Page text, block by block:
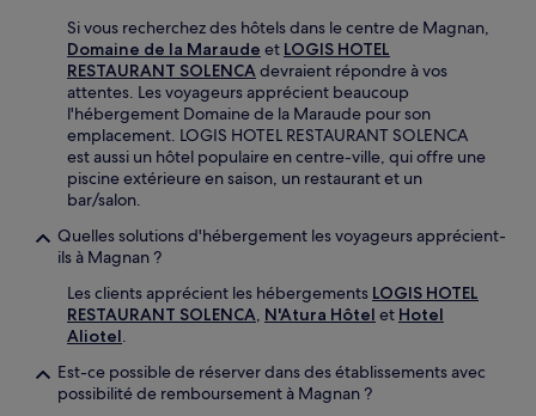
Si vous recherchez des hôtels dans le centre de Magnan,
Domaine de la Maraude et LOGIS HOTEL
RESTAURANT SOLENCAdevraient répondre à vos
attentes. Les voyageurs apprécient beaucoup
l'hébergement Domaine de la Maraude pour son
emplacement. LOGIS HOTEL RESTAURANT SOLENCA
est aussi un hôtel populaire en centre-ville, qui offre une
piscine extérieure en saison, un restaurant et un
bar/salon.
Quelles solutions d'hébergement les voyageurs apprécient-
ils à Magnan ?
Les clients apprécient les hébergements LOGIS HOTEL
RESTAURANT SOLENCA, N'Atura Hôtel et Hotel
Aliotel.
Est-ce possible de réserver dans des établissements avec
possibilité de remboursement à Magnan ?